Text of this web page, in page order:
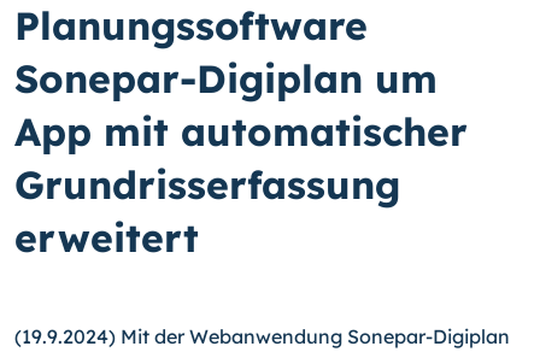
Planungssoftware
Sonepar-Digiplan um
App mit automatischer
Grundrisserfassung
erweitert
(19.9.2024) Mit der Webanwendung Sonepar-Digiplan